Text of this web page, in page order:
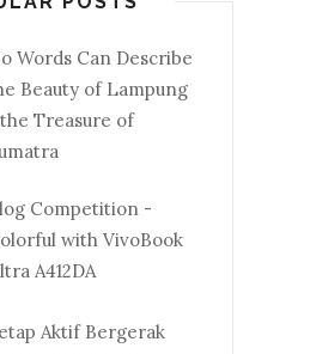
Words Can Describe
Beauty of Lampung
Treasure of
Competition -
with VivoBook
A412DA
Aktif Bergerak